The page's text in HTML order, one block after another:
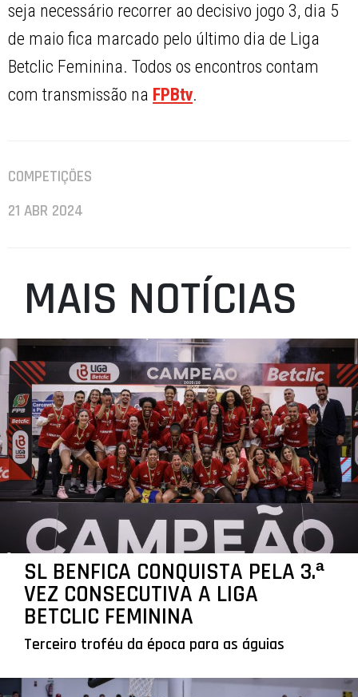
seja necessário recorrer ao decisivo jogo 3, dia 5
de maio fica marcado pelo último dia de Liga
Betclic Feminina. Todos os encontros contam
com transmissão na FPBtv.
COMPETIÇÕES
21 ABR 2024
MAIS NOTÍCIAS
SL BENFICA CONQUISTA PELA 3.ª
VEZ CONSECUTIVA A LIGA
BETCLIC FEMININA
Terceiro troféu da época para as águias